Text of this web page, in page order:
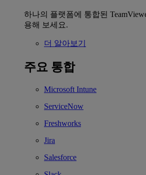
하나의 플랫폼에 통합된
용해 보세요.
더 알아보기
주요 통합
Microsoft Intune
ServiceNow
Freshworks
Jira
Salesforce